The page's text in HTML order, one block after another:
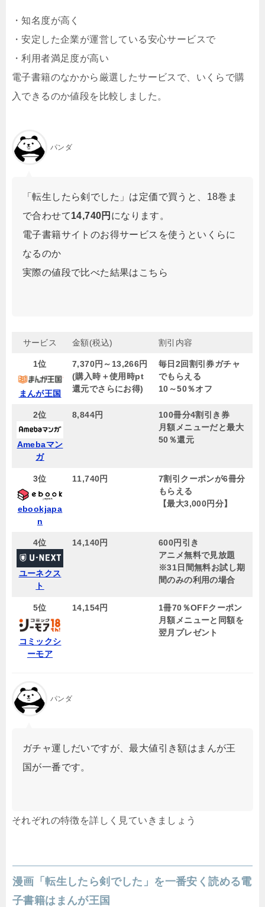
・知名度が高く
・安定した企業が運営している安心サービスで
・利用者満足度が高い
電子書籍のなかから厳選したサービスで、いくらで購
入できるのか値段を比較しました。
パンダ
「転生したら剣でした」は定価で買うと、18巻ま
で合わせて14,740円 になります。
電子書籍サイトのお得サービスを使うといくらに
なるのか
実際の値段で比べた結果はこちら
サービス 金額(税込) 割引内容
1位
まんが王国
7,370円～13,266円
(購入時＋使用時pt
還元でさらにお得)
毎日2回割引券ガチャ
でもらえる
10～50％オフ
2位
Amebaマン
ガ
8,844円
100冊分4割引き券
月額メニューだと最大
50％還元
3位
ebookjapa
n
11,740円
7割引クーポンが6冊分
もらえる
【最大3,000円分】
4位
ユーネクス
ト
14,140円
600円引き
アニメ無料で見放題
※31日間無料お試し期
間のみの利用の場合
5位
コミックシ
ーモア
14,154円
1冊70％OFFクーポン
月額メニューと同額を
翌月プレゼント
パンダ
ガチャ運しだいですが、最大値引き額はまんが王
国が一番です。
それぞれの特徴を詳しく見ていきましょう
漫画「転生したら剣でした」を一番安く読める電
子書籍はまんが王国